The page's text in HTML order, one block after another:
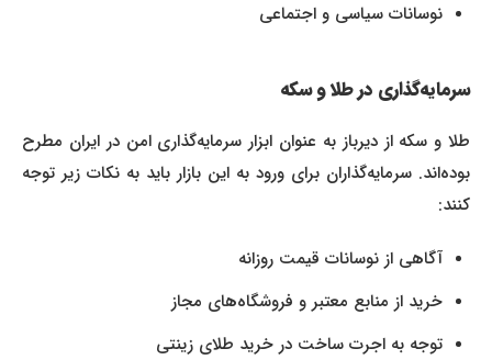
نوسانات سیاسی و اجتماعی
سرمایه‌گذاری در طلا و سکه
طلا و سکه از دیرباز به عنوان ابزار سرمایه‌گذاری امن در ایران مطرح
بوده‌اند. سرمایه‌گذاران برای ورود به این بازار باید به نکات زیر توجه
کنند:
آگاهی از نوسانات قیمت روزانه
خرید از منابع معتبر و فروشگاه‌های مجاز
توجه به اجرت ساخت در خرید طلای زینتی